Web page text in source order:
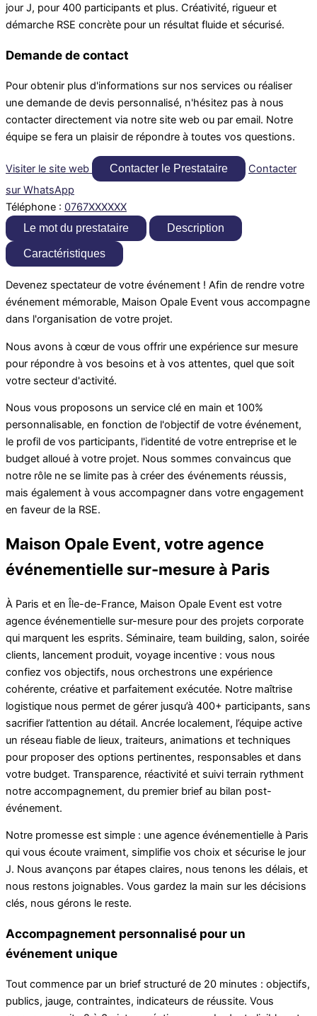
jour J, pour 400 participants et plus. Créativité, rigueur et
démarche RSE concrète pour un résultat fluide et sécurisé.
Demande de contact
Pour obtenir plus d'informations sur nos services ou réaliser
une demande de devis personnalisé, n'hésitez pas à nous
contacter directement via notre site web ou par email. Notre
équipe se fera un plaisir de répondre à toutes vos questions.
Visiter le site web Contacter le Prestataire
Contacter
sur WhatsApp
Téléphone : 0767XXXXXX
Le mot du prestataire Description
Caractéristiques
Devenez spectateur de votre événement ! Afin de rendre votre
événement mémorable, Maison Opale Event vous accompagne
dans l'organisation de votre projet.
Nous avons à cœur de vous offrir une expérience sur mesure
pour répondre à vos besoins et à vos attentes, quel que soit
votre secteur d'activité.
Nous vous proposons un service clé en main et 100%
personnalisable, en fonction de l'objectif de votre événement,
le profil de vos participants, l'identité de votre entreprise et le
budget alloué à votre projet. Nous sommes convaincus que
notre rôle ne se limite pas à créer des événements réussis,
mais également à vous accompagner dans votre engagement
en faveur de la RSE.
Maison Opale Event, votre agence
événementielle sur-mesure à Paris
À Paris et en Île-de-France, Maison Opale Event est votre
agence événementielle sur-mesure pour des projets corporate
qui marquent les esprits. Séminaire, team building, salon, soirée
clients, lancement produit, voyage incentive : vous nous
confiez vos objectifs, nous orchestrons une expérience
cohérente, créative et parfaitement exécutée. Notre maîtrise
logistique nous permet de gérer jusqu’à 400+ participants, sans
sacrifier l’attention au détail. Ancrée localement, l’équipe active
un réseau fiable de lieux, traiteurs, animations et techniques
pour proposer des options pertinentes, responsables et dans
votre budget. Transparence, réactivité et suivi terrain rythment
notre accompagnement, du premier brief au bilan post-
événement.
Notre promesse est simple : une agence événementielle à Paris
qui vous écoute vraiment, simplifie vos choix et sécurise le jour
J. Nous avançons par étapes claires, nous tenons les délais, et
nous restons joignables. Vous gardez la main sur les décisions
clés, nous gérons le reste.
Accompagnement personnalisé pour un
événement unique
Tout commence par un brief structuré de 20 minutes : objectifs,
publics, jauge, contraintes, indicateurs de réussite. Vous